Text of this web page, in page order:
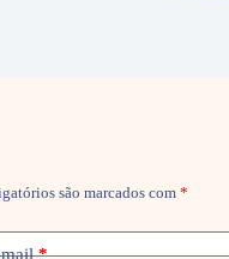
são marcados com *
*